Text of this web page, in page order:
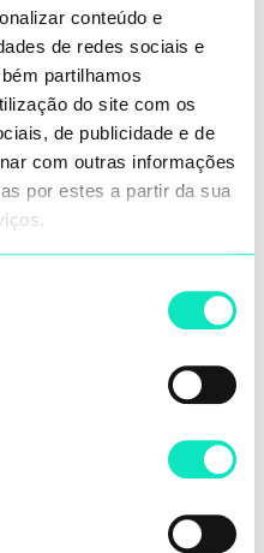
conteúdo e
de redes sociais e
partilhamos
do site com os
de publicidade e de
com outras informações
por estes a partir da sua